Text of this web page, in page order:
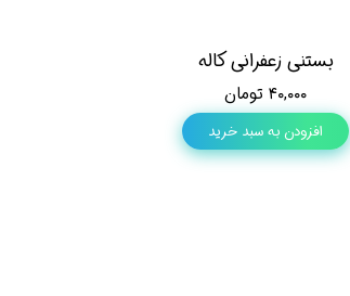
بستنی زعفرانی کاله
۴۰,۰۰۰ تومان
افزودن به سبد خرید